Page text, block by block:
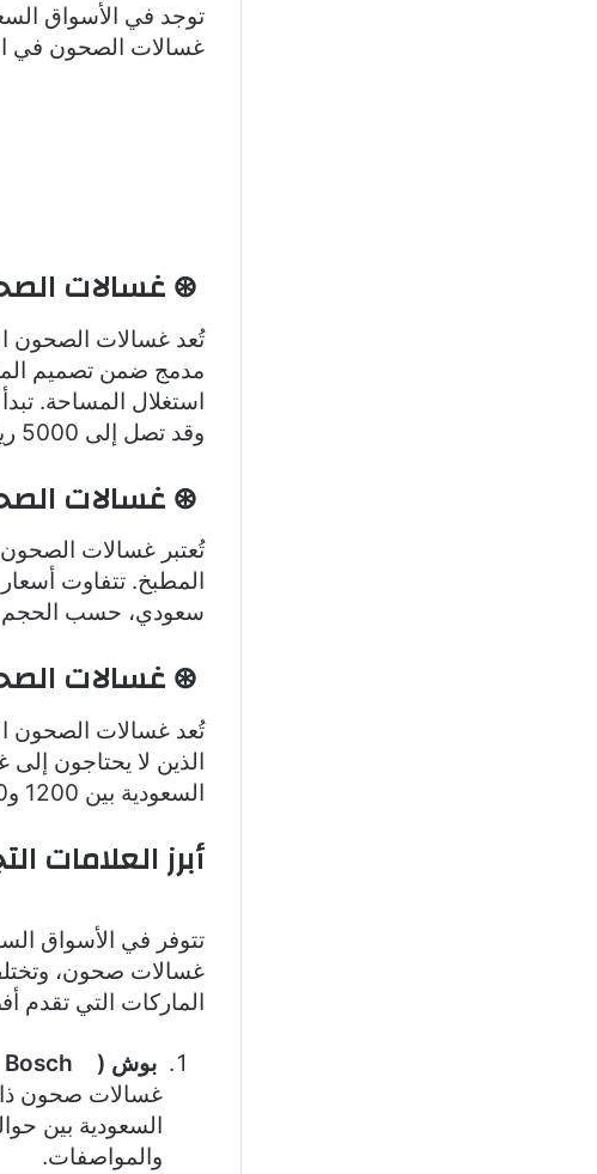
توجد في الأسواق
غسالات الصحون في
⊛ غسالات
تُعد غسالات الصحون
مدمج ضمن تصميم
وقد تصل إلى 5000 ريال سعودي، وذلك حسب العلامة التجارية والمميزات المتاحة.
⊛ غسالات
تُعتبر غسالات
سعودي، حسب الحجم
⊛ غسالات
تُعد غسالات الصحون
الذين لا يحتاجون
السعودية بين 1200 و2500 ريال سعودي.
أبرز العلامات
تتوفر في الأسواق
غسالات صحون،
الماركات التي تقدم
بوش (
غسالات صحون
والمواصفات.